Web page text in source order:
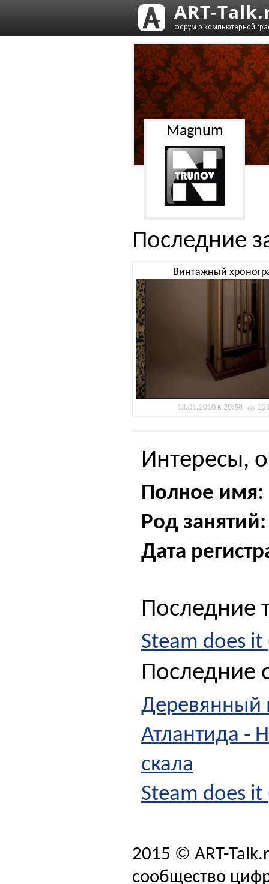
Magnum
Последние
Винтажный
13.01.2010 в 20:58
Интересы,
Полное имя:
Род занятий:
Дата
Последние
Steam does
Последние
Деревянный
Атлантида -
скала
Steam does
2015 © ART-
сообщество